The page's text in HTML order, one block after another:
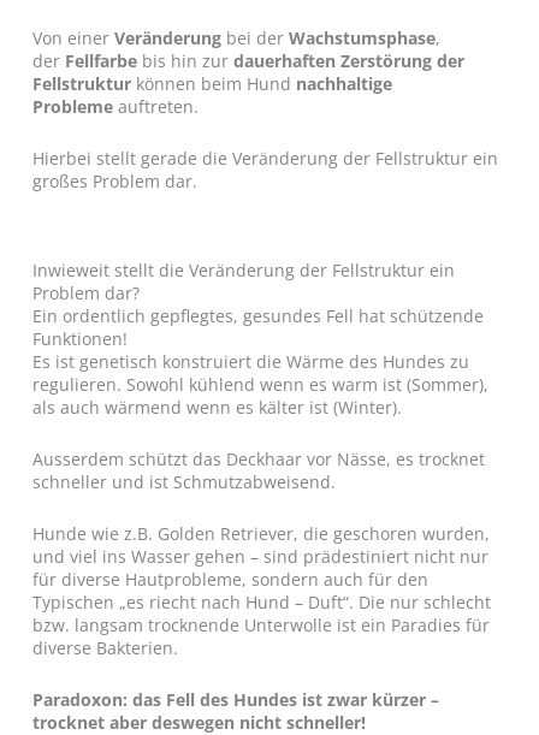
Von einerVeränderung bei derWachstumsphase,
der Fellfarbe bis hin zurdauerhaften Zerstörung der
Fellstruktur können beim Hund nachhaltige
Probleme auftreten.
Hierbei stellt gerade die Veränderung der Fellstruktur ein
großes Problem dar.
Inwieweit stellt die Veränderung der Fellstruktur ein
Problem dar?
Ein ordentlich gepflegtes, gesundes Fell hat schützende
Funktionen!
Es ist genetisch konstruiert die Wärme des Hundes zu
regulieren. Sowohl kühlend wenn es warm ist (Sommer),
als auch wärmend wenn es kälter ist (Winter).
Ausserdem schützt das Deckhaar vor Nässe, es trocknet
schneller und ist Schmutzabweisend.
Hunde wie z.B. Golden Retriever, die geschoren wurden,
und viel ins Wasser gehen – sind prädestiniert nicht nur
für diverse Hautprobleme, sondern auch für den
Typischen „es riecht nach Hund – Duft“. Die nur schlecht
bzw. langsam trocknende Unterwolle ist ein Paradies für
diverse Bakterien.
Paradoxon: das Fell des Hundes ist zwar kürzer –
trocknet aber deswegen nicht schneller!